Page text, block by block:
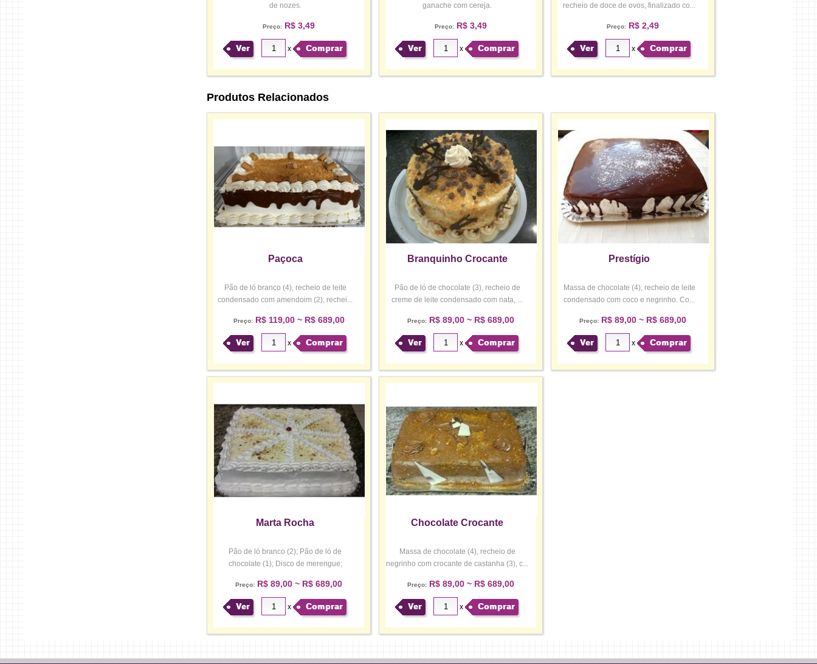
de nozes.
Preço: R$ 3,49
Ver x Comprar
ganache com cereja.
Preço: R$ 3,49
Ver x Comprar
recheio de doce de ovos, finalizado co...
Preço: R$ 2,49
Ver x Comprar
Produtos Relacionados
Paçoca
Pão de ló branco (4), recheio de leite
condensado com amendoim (2), rechei...
Preço:R$ 119,00 ~ R$ 689,00
Ver x Comprar
Branquinho Crocante
Pão de ló de chocolate (3), recheio de
creme de leite condensado com nata, ...
Preço: R$ 89,00 ~ R$ 689,00
Ver x Comprar
Prestígio
Massa de chocolate (4), recheio de leite
condensado com coco e negrinho. Co...
Preço: R$ 89,00 ~ R$ 689,00
Ver x Comprar
Marta Rocha
Pão de ló branco (2); Pão de ló de
chocolate (1); Disco de merengue;
Preço: R$ 89,00 ~ R$ 689,00
Ver x Comprar
Chocolate Crocante
Massa de chocolate (4), recheio de
negrinho com crocante de castanha (3), c...
Preço: R$ 89,00 ~ R$ 689,00
Ver x Comprar